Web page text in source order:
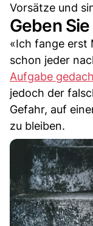
Vorsätze und
Geben
«Ich fange erst
schon jeder
Aufgabe
jedoch der
Gefahr, auf
zu bleiben.